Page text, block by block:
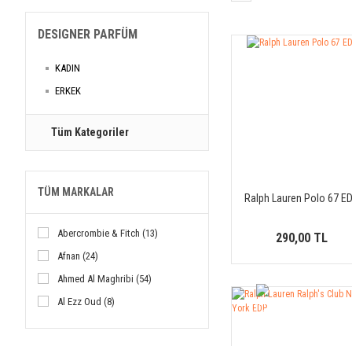
DESIGNER PARFÜM
KADIN
ERKEK
Tüm Kategoriler
TÜM MARKALAR
Abercrombie & Fitch (13)
Afnan (24)
Ahmed Al Maghribi (54)
Al Ezz Oud (8)
Ralph Lauren Polo 67
290,00 TL
YENİ